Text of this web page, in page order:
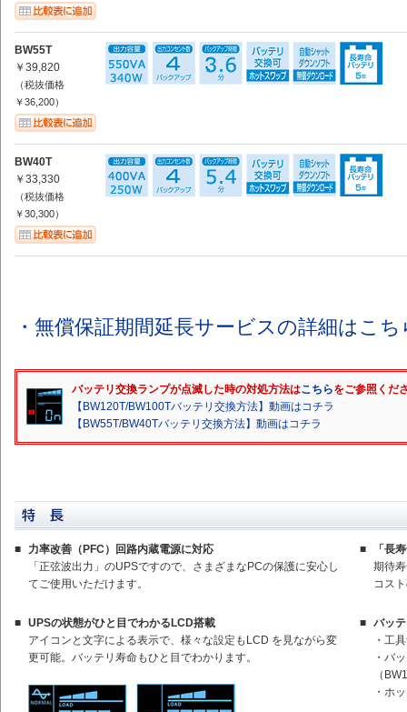
BW55T
￥39,820
（税抜価格
￥36,200）
BW40T
￥33,330
（税抜価格
￥30,300）
・無償保証期間延長サービスの詳細はこち
バッテリ交換ランプが点滅した時の対処方法はこちらをご参照くだ
【BW120T/BW100Tバッテリ交換方法】動画はコチラ
【BW55T/BW40Tバッテリ交換方法】動画はコチラ
■
力率改善（PFC）回路内蔵電源に対応
「正弦波出力」のUPSですので、さまざまなPCの保護に安心し
てご使用いただけます。
■ UPSの状態がひと目でわかるLCD搭載
アイコンと文字による表示で、様々な設定もLCD を見ながら変
更可能。バッテリ寿命もひと目でわかります。
■
「長
期待
コス
■ バッ
・工
・バ
（
・ホ